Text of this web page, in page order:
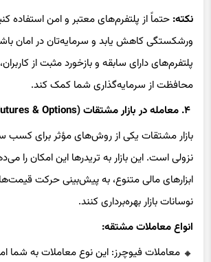
نکته: حتماً از پلتفرم‌های معتبر و امن استفاده
ورشکستگی کاهش یابد و سرمایه‌تان در امان
پلتفرم‌های دارای سابقه و بازخورد مثبت از
محافظت از سرمایه‌گذاری شما کمک کند.
۴. معامله در بازار مشتقات (Futures & Options)
بازار مشتقات یکی از روش‌های مؤثر برای کسب
نزولی است. این بازار به تریدرها این امکان را
ابزارهای مالی متنوع، به پیش‌بینی حرکت قیمت‌ها
نوسانات بازار بهره‌برداری کنند.
انواع معاملات مشتقه:
معاملات فیوچرز: این نوع معاملات به شما